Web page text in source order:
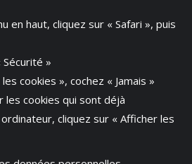
en haut, cliquez sur « Safari », puis
Sécurité »
cookies », cochez « Jamais »
les cookies qui sont déjà
cliquez sur « Afficher les